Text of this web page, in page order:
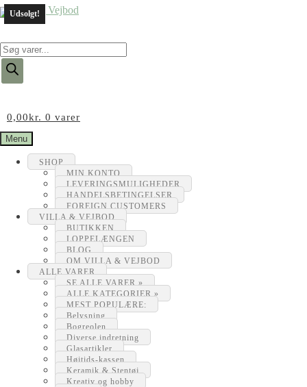
Products
search
0,00kr. 0 varer
Menu
SHOP
MIN KONTO
LEVERINGSMULIGHEDER
HANDELSBETINGELSER
FOREIGN CUSTOMERS
VILLA & VEJBOD
BUTIKKEN
LOPPELÆNGEN
BLOG
OM VILLA & VEJBOD
ALLE VARER
SE ALLE VARER »
ALLE KATEGORIER »
MEST POPULÆRE:
Belysning
Bogreolen
Diverse indretning
Glasartikler
Højtids-kassen
Keramik & Stentøj
Kreativ og hobby
Udsolgt!